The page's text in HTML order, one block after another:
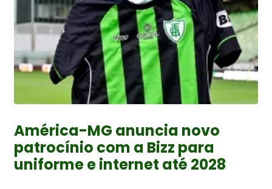
América-MG anuncia novo
patrocínio com a Bizz para
uniforme e internet até 2028